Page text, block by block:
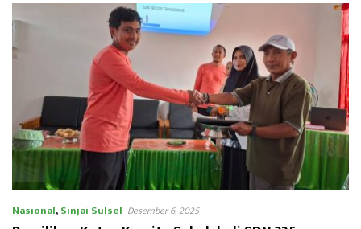
Nasional,Sinjai Sulsel Desember 6, 2025